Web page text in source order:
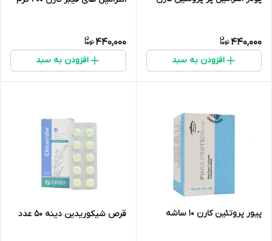
440,000
افزودن به سبد
440,000
افزودن به سبد
پیور پروتئین کارن ۱۰ ساشه قرص شیکوریدین دینه 50 عدد